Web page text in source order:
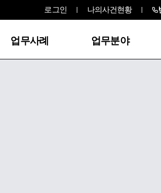
로그인 나의사건현황
업무사례 업무분야